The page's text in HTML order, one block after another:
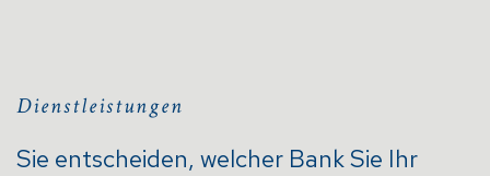
Dienstleistungen
Sie entscheiden, welcher Bank Sie Ihr